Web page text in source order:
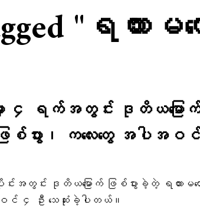
"ရထား
၄ ရက်အတွင်း ဒုတိယမြောက်
စ်ပွား၊ ကလေးတွေ အပါအဝ
းအတွင်း ဒုတိယမြောက် ဖြစ်ပွားခဲ့တဲ့ ရထားမ
ဝင် ၄ ဦး သေဆုံးခဲ့ပါတယ်။